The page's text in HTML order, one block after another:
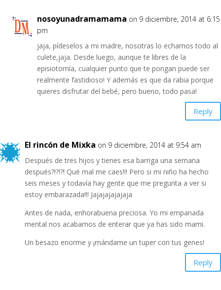
nosoyunadramamama on 9 diciembre, 2014 at 6:15
pm
jaja, pídeselos a mi madre, nosotras lo echamos todo al
culete,jaja. Desde luego, aunque te libres de la
episiotomía, cualquier punto que te pongan puede ser
realmente fastidioso! Y además es que da rabia porque
quieres disfrutar del bebé, pero bueno, todo pasa!
Reply
El rincón de Mixka on 9 diciembre, 2014 at 9:54 am
Después de tres hijos y tienes esa barriga una semana
después?!?!?! Qué mal me caes!!! Pero si mi niño ha hecho
seis meses y todavía hay gente que me pregunta a ver si
estoy embarazada!!! Jajajajajajaja
Antes de nada, enhorabuena preciosa. Yo mi empanada
mental nos acabamos de enterar que ya has sido mami.
Un besazo enorme y ¡mándame un tuper con tus genes!
Reply